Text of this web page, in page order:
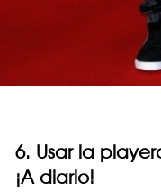
6. Usar la
¡A diario!